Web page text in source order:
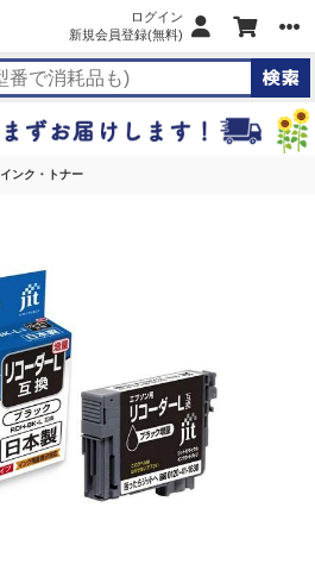
ログイン
新規会員登録(無料)
インク・トナー